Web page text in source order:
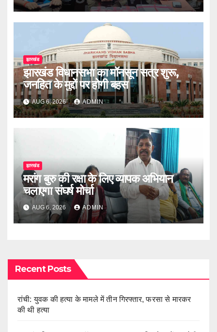
झारखंड
झारखंड विधानसभा का मॉनसून सत्र शुरू,
जनहित के मुद्दों पर होगी बहस
AUG 6, 2026 ADMIN
झारखंड
मरांग बुरु की रक्षा के लिए व्यापक अभियान
चलाएगा संघर्ष मोर्चा
AUG 6, 2026 ADMIN
Recent Posts
रांची: युवक की हत्या के मामले में तीन गिरफ्तार, फरसा से मारकर
की थी हत्या